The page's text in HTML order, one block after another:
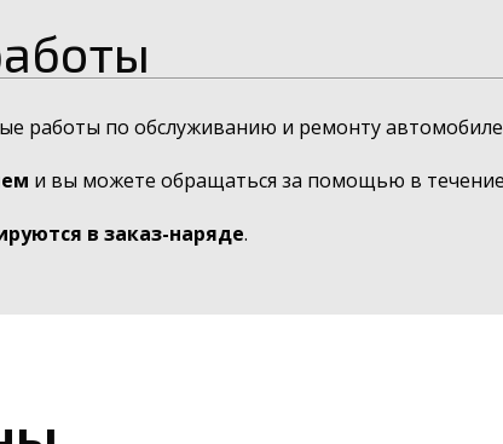
работы по обслуживанию и ремонту
и вы можете обращаться за помощью в течение
в заказ-наряде.